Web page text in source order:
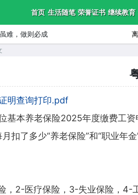
首页 生活随笔 荣誉证书 继续教育
难，做则必成
明查询打印.pdf
位基本养老保险2025年度缴费工
扣了多少“养老保险”和“职业年
，2-医疗保险，3-失业保险，4-